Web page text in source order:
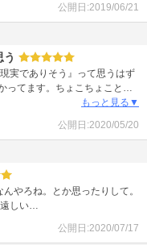
公開日:2019/06/21
実でありそう』って思うはず
ってます。ちょこちょこと見
られる良作です。もっと見る▼
公開日:2020/05/20
やろね。とか思ったりして。
遠しい…
公開日:2020/07/17